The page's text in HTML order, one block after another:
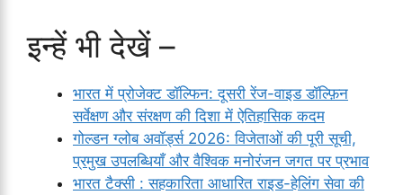
इन्हें भी देखें –
भारत में प्रोजेक्ट डॉल्फिन: दूसरी रेंज-वाइड डॉल्फ़िन
सर्वेक्षण और संरक्षण की दिशा में ऐतिहासिक कदम
गोल्डन ग्लोब अवॉर्ड्स 2026: विजेताओं की पूरी सूची,
प्रमुख उपलब्धियाँ और वैश्विक मनोरंजन जगत पर प्रभाव
भारत टैक्सी : सहकारिता आधारित राइड-हेलिंग सेवा की